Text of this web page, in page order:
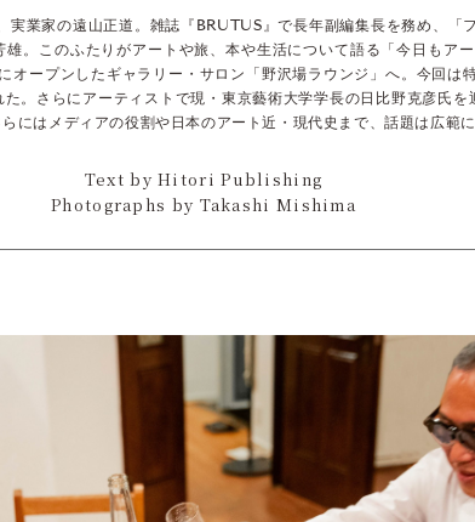
実業家の遠山正道。雑誌『BRUTUS』で長年副編集長を務め、「
。このふたりがアートや旅、本や生活について語る「今日もア
オープンしたギャラリー・サロン「野沢場ラウンジ」へ。今回は
。さらにアーティストで現・東京藝術大学学長の日比野克彦氏
にはメディアの役割や日本のアート近・現代史まで、話題は広範
Text by Hitori Publishing
Photographs by Takashi Mishima